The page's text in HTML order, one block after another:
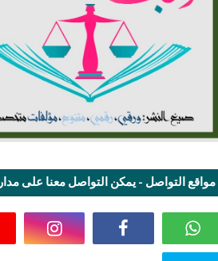
مواقع التواصل - يمكن التواصل معنا على مدار